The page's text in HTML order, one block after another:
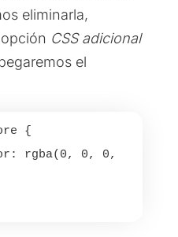
eliminarla,
CSS adicional
el
{